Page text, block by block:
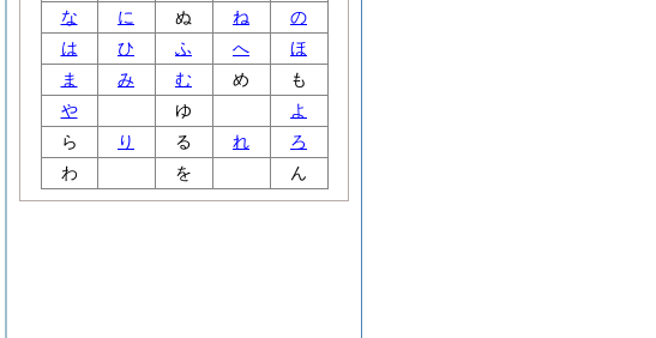
な
に ぬ ね
の
は
ひ ふ へ
ほ
ま
み む め
も
や
ゆ
よ
ら
り る れ
ろ
わ
を ん